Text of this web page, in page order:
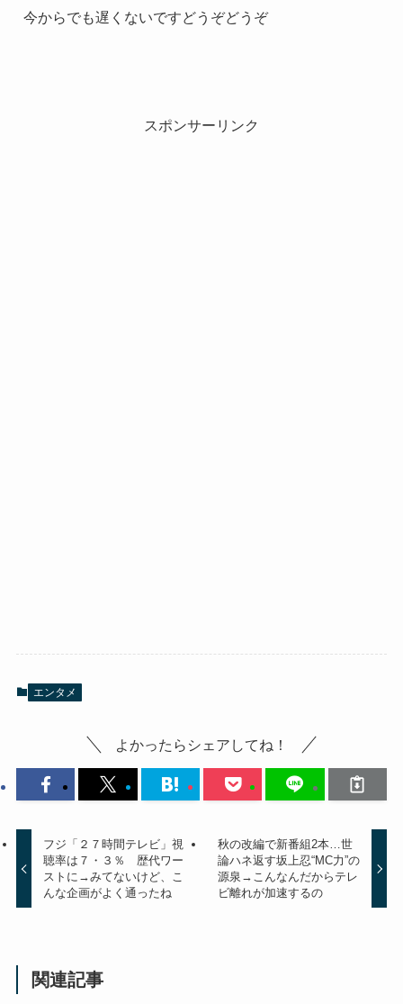
今からでも遅くないですどうぞどうぞ
スポンサーリンク
エンタメ
よかったらシェアしてね！
フジ「２７時間テレビ」視
聴率は７・３％ 歴代ワー
ストに→みてないけど、こ
んな企画がよく通ったね
秋の改編で新番組2本…世
論ハネ返す坂上忍“MC力”の
源泉→こんなんだからテレ
ビ離れが加速するの
関連記事